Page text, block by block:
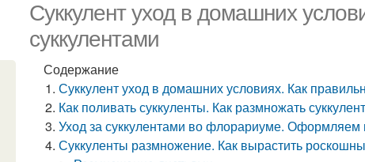
Суккулент уход в домашних
суккулентами
Содержание
Суккулент уход в домашних условиях. Как
Как поливать суккуленты. Как размножать
Уход за суккулентами во флорариуме. Оформляем
Суккуленты размножение. Как вырастить